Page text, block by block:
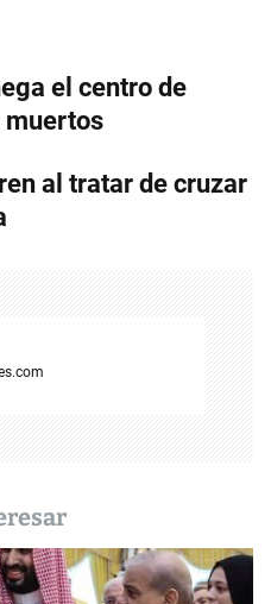
el centro de
muertos
al tratar de cruzar